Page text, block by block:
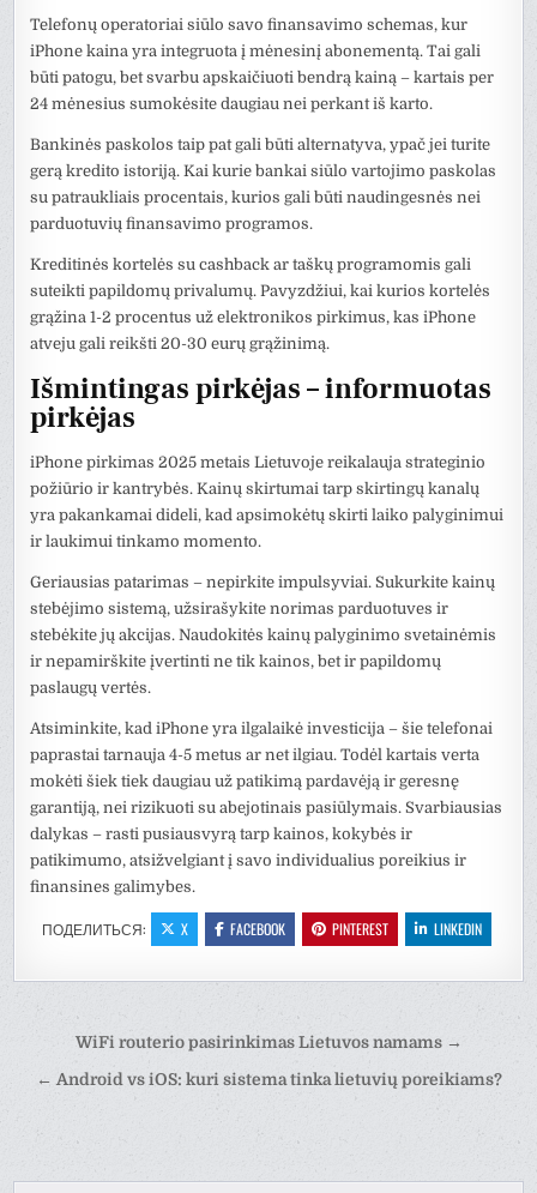
Telefonų operatoriai siūlo savo finansavimo schemas, kur
iPhone kaina yra integruota į mėnesinį abonementą. Tai gali
būti patogu, bet svarbu apskaičiuoti bendrą kainą – kartais per
24 mėnesius sumokėsite daugiau nei perkant iš karto.
Bankinės paskolos taip pat gali būti alternatyva, ypač jei turite
gerą kredito istoriją. Kai kurie bankai siūlo vartojimo paskolas
su patraukliais procentais, kurios gali būti naudingesnės nei
parduotuvių finansavimo programos.
Kreditinės kortelės su cashback ar taškų programomis gali
suteikti papildomų privalumų. Pavyzdžiui, kai kurios kortelės
grąžina 1-2 procentus už elektronikos pirkimus, kas iPhone
atveju gali reikšti 20-30 eurų grąžinimą.
Išmintingas pirkėjas – informuotas
pirkėjas
iPhone pirkimas 2025 metais Lietuvoje reikalauja strateginio
požiūrio ir kantrybės. Kainų skirtumai tarp skirtingų kanalų
yra pakankamai dideli, kad apsimokėtų skirti laiko palyginimui
ir laukimui tinkamo momento.
Geriausias patarimas – nepirkite impulsyviai. Sukurkite kainų
stebėjimo sistemą, užsirašykite norimas parduotuves ir
stebėkite jų akcijas. Naudokitės kainų palyginimo svetainėmis
ir nepamirškite įvertinti ne tik kainos, bet ir papildomų
paslaugų vertės.
Atsiminkite, kad iPhone yra ilgalaikė investicija – šie telefonai
paprastai tarnauja 4-5 metus ar net ilgiau. Todėl kartais verta
mokėti šiek tiek daugiau už patikimą pardavėją ir geresnę
garantiją, nei rizikuoti su abejotinais pasiūlymais. Svarbiausias
dalykas – rasti pusiausvyrą tarp kainos, kokybės ir
patikimumo, atsižvelgiant į savo individualius poreikius ir
finansines galimybes.
ПОДЕЛИТЬСЯ: X FACEBOOK PINTEREST LINKEDIN
Навигация
по
WiFi routerio pasirinkimas Lietuvos namams →
← Android vs iOS: kuri sistema tinka lietuvių poreikiams?